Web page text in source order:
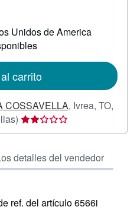
Unidos de America
carrito
COSSAVELLA, Ivrea, TO,
Calificación
del
2
de
estrellas
detalles del vendedor
ref. del artículo 6566i